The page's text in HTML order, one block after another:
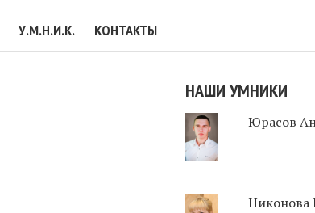
У.М.Н.И.К. КОНТАКТЫ
НАШИ УМНИКИ
Юрасов
Никонова